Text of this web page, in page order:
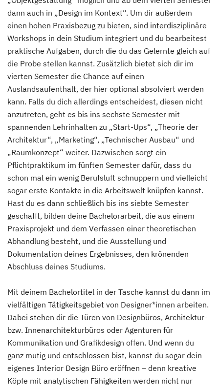
dann auch in „Design im Kontext“. Um dir außerdem
einen hohen Praxisbezug zu bieten, sind interdisziplinäre
Workshops in dein Studium integriert und du bearbeitest
praktische Aufgaben, durch die du das Gelernte gleich auf
die Probe stellen kannst. Zusätzlich bietet sich dir im
vierten Semester die Chance auf einen
Auslandsaufenthalt, der hier optional absolviert werden
kann. Falls du dich allerdings entscheidest, diesen nicht
anzutreten, geht es bis ins sechste Semester mit
spannenden Lehrinhalten zu „Start-Ups“, „Theorie der
Architektur“, „Marketing“, „Technischer Ausbau“ und
„Raumkonzept“ weiter. Dazwischen sorgt ein
Pflichtpraktikum im fünften Semester dafür, dass du
schon mal ein wenig Berufsluft schnuppern und vielleicht
sogar erste Kontakte in die Arbeitswelt knüpfen kannst.
Hast du es dann schließlich bis ins siebte Semester
geschafft, bilden deine Bachelorarbeit, die aus einem
Praxisprojekt und dem Verfassen einer theoretischen
Abhandlung besteht, und die Ausstellung und
Dokumentation deines Ergebnisses, den krönenden
Abschluss deines Studiums.
Mit deinem Bachelortitel in der Tasche kannst du dann im
vielfältigen Tätigkeitsgebiet von Designer*innen arbeiten.
Dabei stehen dir die Türen von Designbüros, Architektur-
bzw. Innenarchitekturbüros oder Agenturen für
Kommunikation und Grafikdesign offen. Und wenn du
ganz mutig und entschlossen bist, kannst du sogar dein
eigenes Interior Design Büro eröffnen – denn kreative
Köpfe mit analytischen Fähigkeiten werden nicht nur